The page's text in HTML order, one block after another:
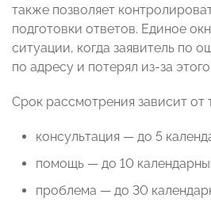
также позволяет
подготовки ответов. Единое
ситуации, когда заявитель по
по адресу и потерял из-за
Срок рассмотрения зависит от
консультация — до 5
помощь — до 10
проблема — до 30